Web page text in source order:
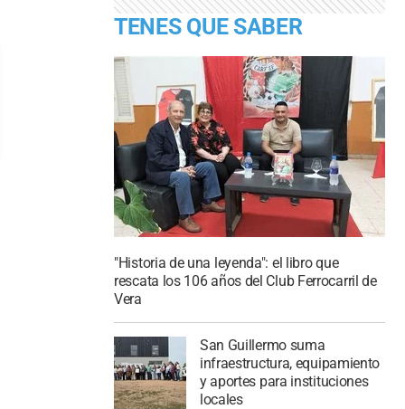
TENES QUE SABER
"Historia de una leyenda": el libro que
rescata los 106 años del Club Ferrocarril de
Vera
San Guillermo suma
infraestructura, equipamiento
y aportes para instituciones
locales